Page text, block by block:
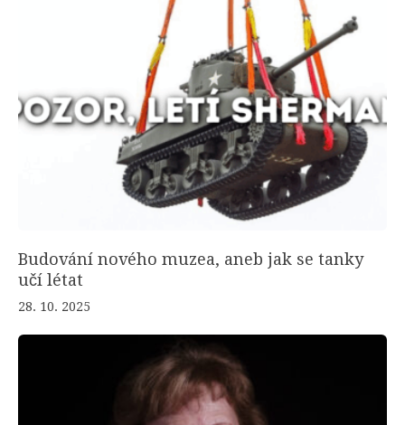
Budování nového muzea, aneb jak se tanky
učí létat
28. 10. 2025